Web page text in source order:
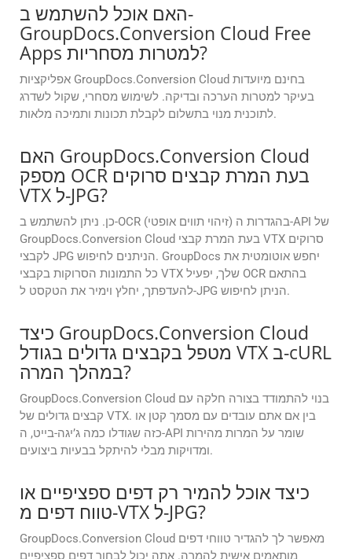
האם אוכל להשתמש ב-
GroupDocs.Conversion Cloud Free
Apps למטרות מסחריות?
אפליקציות GroupDocs.Conversion Cloud בחינם מיועדות
בעיקר למטרות הערכה ובדיקה. לשימוש מסחרי, שקול לשדרג
לתוכנית מנוי בתשלום לקבלת תכונות ותמיכה מלאות.
האם GroupDocs.Conversion Cloud
מספק OCR בעת המרת קבצים סרוקים
VTX ל-JPG?
כן. ניתן להשתמש ב-OCR (זיהוי תווים אופטי) בהגדרות ה-API של
GroupDocs.Conversion Cloud בעת המרת קבצי VTX סרוקים
לקבצי JPG הניתנים לחיפוש. GroupDocs יחפש אוטומטית את
כל התמונות הסרוקות בקבצי VTX שלך, יפעיל OCR בהתאם
להעדפתך, יחלץ וימיר את הטקסט ל-JPG הניתן לחיפוש.
כיצד GroupDocs.Conversion Cloud
מטפל בקבצים גדולים בגודל VTX ב-cURL
במהלך המרה?
GroupDocs.Conversion Cloud בנוי להתמודד בצורה חלקה עם
קבצים גדולים של VTX. בין אם אתם עובדים עם מסמך קטן או
כזה שגודלו כמה ג’יגה-בייט, ה-API שומר על המרות מהירות
ומדויקות מבלי להיתקל בבעיות ביצועים.
כיצד אוכל להמיר רק דפים ספציפיים או
טווח דפים מ-VTX ל-JPG?
GroupDocs.Conversion Cloud מאפשר לך להגדיר טווחי דפים
מותאמים אישית להמרה. אתה יכול לבחור דפים ספציפיים